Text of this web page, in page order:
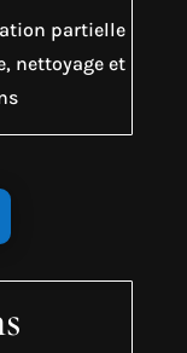
partielle
nettoyage et